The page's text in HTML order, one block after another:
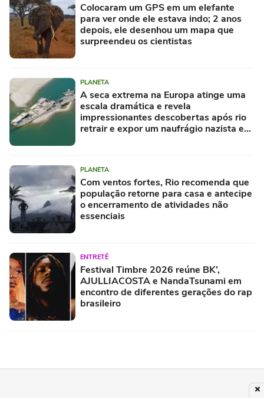
Colocaram um GPS em um elefante
para ver onde ele estava indo; 2 anos
depois, ele desenhou um mapa que
surpreendeu os cientistas
PLANETA
A seca extrema na Europa atinge uma
escala dramática e revela
impressionantes descobertas após rio
retrair e expor um naufrágio nazista e
PLANETA
Com ventos fortes, Rio recomenda que
população retorne para casa e antecipe
o encerramento de atividades não
essenciais
ENTRETÊ
Festival Timbre 2026 reúne BK’,
AJULLIACOSTA e NandaTsunami em
encontro de diferentes gerações do rap
brasileiro